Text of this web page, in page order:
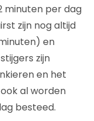
minuten per dag
zijn nog altijd
en
zijn
en het
al worden
besteed.